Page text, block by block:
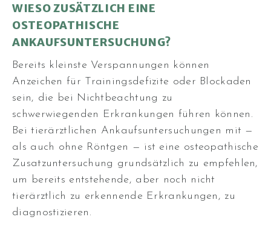
WIESO ZUSÄTZLICH EINE
OSTEOPATHISCHE
ANKAUFSUNTERSUCHUNG?
Bereits kleinste Verspannungen können
Anzeichen für Trainingsdefizite oder Blockaden
sein, die bei Nichtbeachtung zu
schwerwiegenden Erkrankungen führen können.
Bei tierärztlichen Ankaufsuntersuchungen mit —
als auch ohne Röntgen — ist eine osteopathische
Zusatzuntersuchung grundsätzlich zu empfehlen,
um bereits entstehende, aber noch nicht
tierärztlich zu erkennende Erkrankungen, zu
diagnostizieren.